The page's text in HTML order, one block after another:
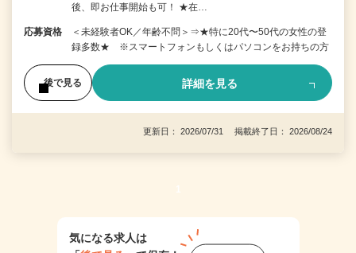
後、即お仕事開始も可！ ★在…
応募資格
＜未経験者OK／年齢不問＞⇒★特に20代〜50代の女性の登
録多数★ ※スマートフォンもしくはパソコンをお持ちの方
後で見る 詳細を見る
更新日： 2026/07/31 掲載終了日： 2026/08/24
1
気になる求人は